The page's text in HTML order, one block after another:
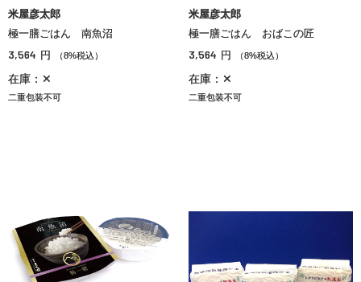
米屋彦太郎
極一膳ごはん 南魚沼
3,564 円 （8%税込）
在庫：✕
二重包装不可
米屋彦太郎
極一膳ごはん おばこの匠
3,564 円 （8%税込）
在庫：✕
二重包装不可